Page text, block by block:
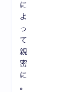
に
よ
っ
て
親
密
に
。